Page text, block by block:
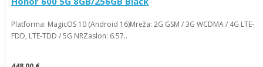
Platforma: MagicOS 10 (Android 16)Mreža: 2G GSM / 3G WCDMA / 4G LTE-
FDD, LTE-TDD / 5G NRZaslon: 6.57..